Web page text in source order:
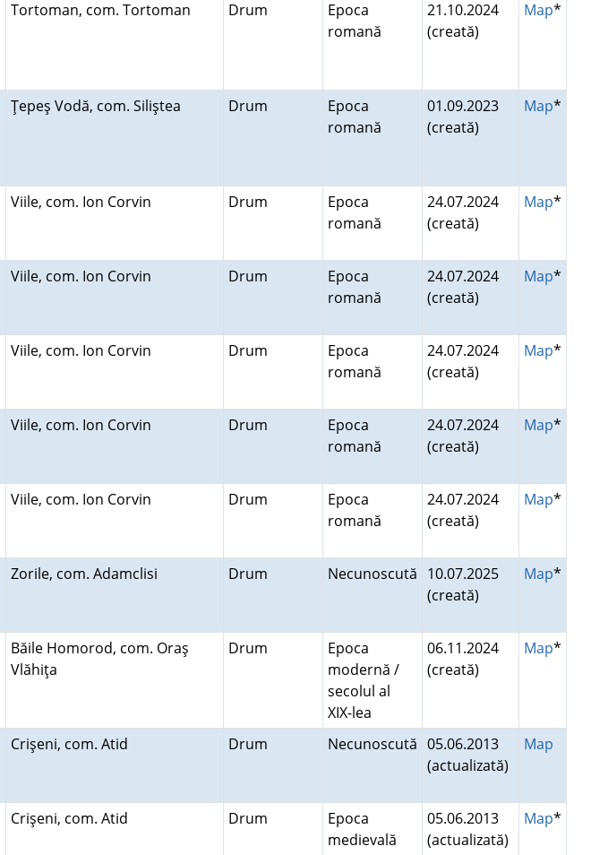
Tortoman, com. Tortoman Drum
Epoca
romană
21.10.2024
(creată)
Map*
Ţepeş Vodă, com. Siliştea Drum
Epoca
romană
01.09.2023
(creată)
Map*
Viile, com. Ion Corvin Drum
Epoca
romană
24.07.2024
(creată)
Map*
Viile, com. Ion Corvin Drum
Epoca
romană
24.07.2024
(creată)
Map*
Viile, com. Ion Corvin Drum
Epoca
romană
24.07.2024
(creată)
Map*
Viile, com. Ion Corvin Drum
Epoca
romană
24.07.2024
(creată)
Map*
Viile, com. Ion Corvin Drum
Epoca
romană
24.07.2024
(creată)
Map*
Zorile, com. Adamclisi Drum Necunoscută 10.07.2025
(creată)
Map*
Băile Homorod, com. Oraş
Vlăhiţa
Drum
Epoca
modernă /
secolul al
XIX-lea
06.11.2024
(creată)
Map*
Crişeni, com. Atid Drum Necunoscută 05.06.2013
(actualizată)
Map
Crişeni, com. Atid Drum
Epoca
medievală
05.06.2013
(actualizată)
Map*